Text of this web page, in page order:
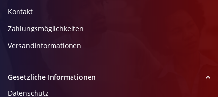
Kontakt
Zahlungsmöglichkeiten
Versandinformationen
Gesetzliche Informationen
Datenschutz